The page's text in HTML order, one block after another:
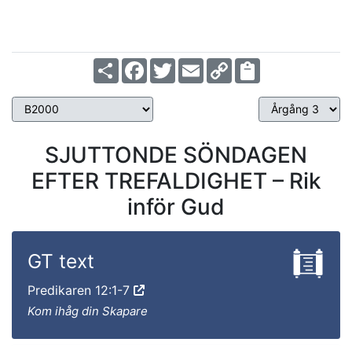
ShareFacebook
TwitterEmailCopy
Link
SJUTTONDE SÖNDAGEN
EFTER TREFALDIGHET – Rik
inför Gud
GT text
Predikaren 12:1-7
Kom ihåg din Skapare